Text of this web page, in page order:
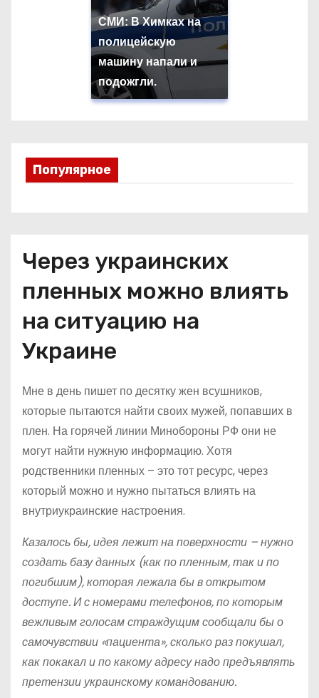
СМИ: В Химках на
полицейскую
машину напали и
подожгли.
Популярное
Через украинских
пленных можно влиять
на ситуацию на
Украине
Мне в день пишет по десятку жен всушников,
которые пытаются найти своих мужей, попавших в
плен. На горячей линии Минобороны РФ они не
могут найти нужную информацию. Хотя
родственники пленных – это тот ресурс, через
который можно и нужно пытаться влиять на
внутриукраинские настроения.
Казалось бы, идея лежит на поверхности – нужно
создать базу данных (как по пленным, так и по
погибшим), которая лежала бы в открытом
доступе. И с номерами телефонов, по которым
вежливым голосам страждущим сообщали бы о
самочувствии «пациента», сколько раз покушал,
как покакал и по какому адресу надо предъявлять
претензии украинскому командованию.